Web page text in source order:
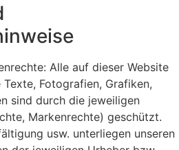
Alle auf dieser Website
Fotografien, Grafiken,
sind durch die jeweiligen
Markenrechte) geschützt.
usw. unterliegen unseren